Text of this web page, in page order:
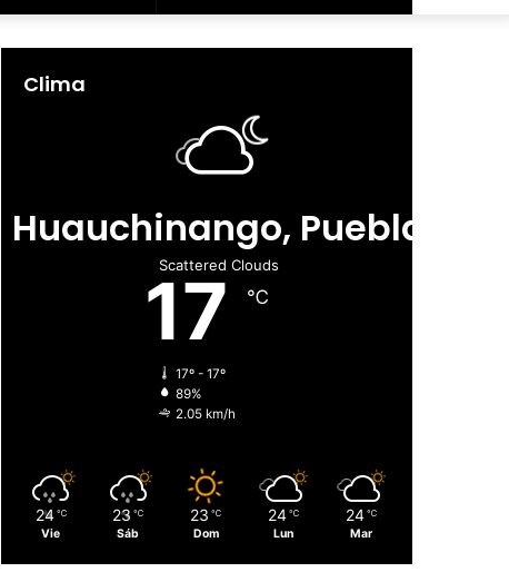
por
Clima
Huauchinango, Puebla
Scattered Clouds
17 ℃
17º - 17º
89%
2.05 km/h
24 ℃
Vie
23 ℃
Sáb
23 ℃
Dom
24 ℃
Lun
24 ℃
Mar